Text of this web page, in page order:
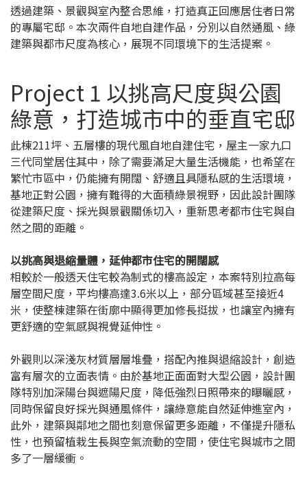
透過建築、景觀與室內整合思維，打造真正回應居住者日常
的專屬宅邸。本次兩件自地自建作品，分別以自然通風、綠
建築與都市尺度為核心，展現不同環境下的生活提案。
Project 1 以挑高尺度與公園
綠意，打造城市中的垂直宅邸
此棟211坪、五層樓的現代風自地自建住宅，屋主一家九口
三代同堂居住其中，除了需要滿足大量生活機能，也希望在
繁忙市區中，仍能擁有開闊、舒適且具隱私感的生活環境，
基地正對公園，擁有難得的大面積綠景視野，因此設計團隊
從建築尺度、採光與景觀關係切入，重新思考都市住宅與自
然之間的距離。
以挑高與退縮量體，延伸都市住宅的開闊感
相較於一般透天住宅較為制式的樓高設定，本案特別拉高每
層空間尺度，平均樓高達3.6米以上，部分區域甚至接近4
米，使整棟建築在街廓中顯得更加修長挺拔，也讓室內擁有
更舒適的空氣感與視覺延伸性。
外觀則以深淺灰材質層層堆疊，搭配內推與退縮設計，創造
富有層次的立面表情。由於基地正面面對大型公園，設計團
隊特別加深陽台與遮陽尺度，降低強烈日照帶來的曝曬感，
同時保留良好採光與通風條件，讓綠意能自然延伸進室內，
此外，建築與鄰地之間也刻意保留更多距離，不僅提升隱私
性，也預留植栽生長與空氣流動的空間，使住宅與城市之間
多了一層緩衝。